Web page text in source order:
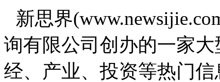
新思界
询有限公司创办的一家
经、产业、投资等热门